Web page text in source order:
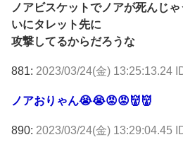
ノアビスケットでノアが死んじ
いにタレット先に
攻撃してるからだろうな
881: 2023/03/24(金) 13:25:13.24
ノアおりゃん😭😭😡😡👹👹
890: 2023/03/24(金) 13:29:04.45